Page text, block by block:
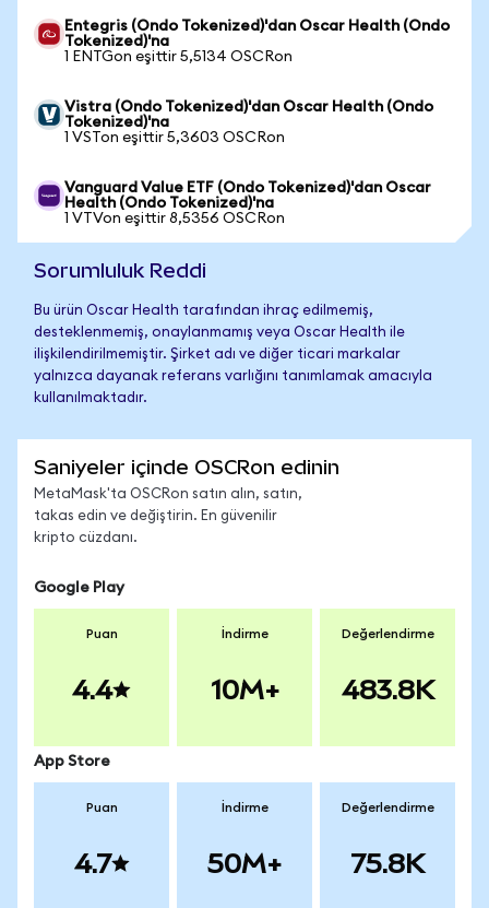
Entegris (Ondo Tokenized)'dan Oscar Health (Ondo
Tokenized)'na
1 ENTGon eşittir 5,5134 OSCRon
Vistra (Ondo Tokenized)'dan Oscar Health (Ondo
Tokenized)'na
1 VSTon eşittir 5,3603 OSCRon
Vanguard Value ETF (Ondo Tokenized)'dan Oscar
Health (Ondo Tokenized)'na
1 VTVon eşittir 8,5356 OSCRon
Sorumluluk Reddi
Bu ürün Oscar Health tarafından ihraç edilmemiş,
desteklenmemiş, onaylanmamış veya Oscar Health ile
ilişkilendirilmemiştir. Şirket adı ve diğer ticari markalar
yalnızca dayanak referans varlığını tanımlamak amacıyla
kullanılmaktadır.
Saniyeler içinde OSCRon edinin
MetaMask'ta OSCRon satın alın, satın,
takas edin ve değiştirin. En güvenilir
kripto cüzdanı.
Google Play
Puan
4.4
İndirme
10M+
Değerlendirme
483.8K
App Store
Puan
4.7
İndirme
50M+
Değerlendirme
75.8K